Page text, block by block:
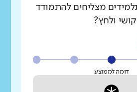
מצליחים להתמודד
ולחץ?
דומה לממוצע